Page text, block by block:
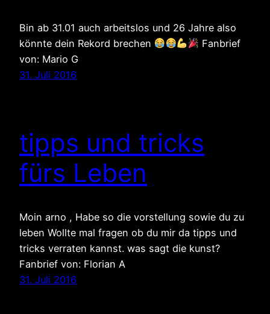
Bin ab 31.01 auch arbeitslos und 26 Jahre also
könnte dein Rekord brechen
Fanbrief
von: Mario G
31. Juli 2016
tipps und tricks
fürs Leben
Moin arno , Habe so die vorstellung sowie du zu
leben Wollte mal fragen ob du mir da tipps und
tricks verraten kannst. was sagt die kunst?
Fanbrief von: Florian A
31. Juli 2016